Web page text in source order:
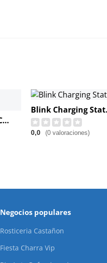
Tesla Destination Charger
0,0 (0 valoraciones)
Negocios populares
Rosticeria Castañon
Fiesta Charra Vip